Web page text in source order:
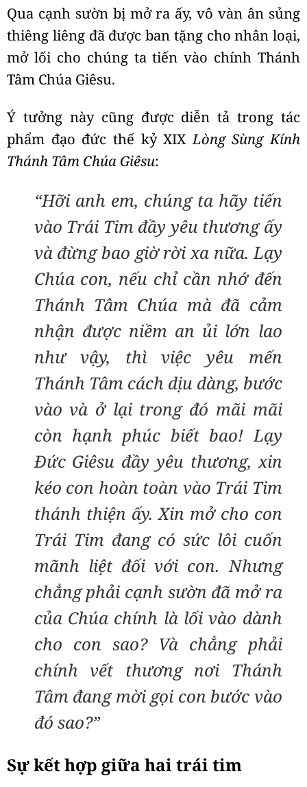
Qua cạnh sườn bị mở ra ấy, vô vàn ân sủng
thiêng liêng đã được ban tặng cho nhân loại,
mở lối cho chúng ta tiến vào chính Thánh
Tâm Chúa Giêsu.
Ý tưởng này cũng được diễn tả trong tác
phẩm đạo đức thế kỷ XIXLòng Sùng Kính
Thánh Tâm Chúa Giêsu:
“Hỡi anh em, chúng ta hãy tiến
vào Trái Tim đầy yêu thương ấy
và đừng bao giờ rời xa nữa. Lạy
Chúa con, nếu chỉ cần nhớ đến
Thánh Tâm Chúa mà đã cảm
nhận được niềm an ủi lớn lao
như vậy, thì việc yêu mến
Thánh Tâm cách dịu dàng, bước
vào và ở lại trong đó mãi mãi
còn hạnh phúc biết bao! Lạy
Đức Giêsu đầy yêu thương, xin
kéo con hoàn toàn vào Trái Tim
thánh thiện ấy. Xin mở cho con
Trái Tim đang có sức lôi cuốn
mãnh liệt đối với con. Nhưng
chẳng phải cạnh sườn đã mở ra
của Chúa chính là lối vào dành
cho con sao? Và chẳng phải
chính vết thương nơi Thánh
Tâm đang mời gọi con bước vào
đó sao?”
Sự kết hợp giữa hai trái tim